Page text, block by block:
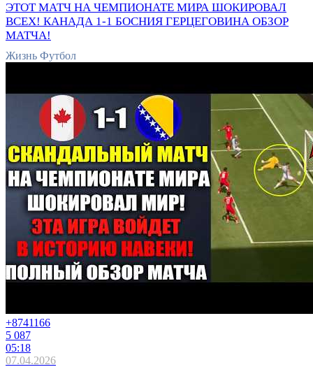
ЭТОТ МАТЧ НА ЧЕМПИОНАТЕ МИРА ШОКИРОВАЛ
ВСЕХ! КАНАДА 1-1 БОСНИЯ ГЕРЦЕГОВИНА ОБЗОР
МАТЧА!
Жизнь Футбол
+8741166
5 087
05:18
07.04.2026